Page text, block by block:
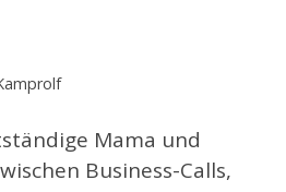
Mama und
Business-Calls,